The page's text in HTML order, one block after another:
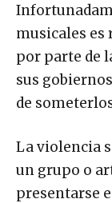
musicales es
por parte de
sus
de
La violencia
un grupo o
presentarse